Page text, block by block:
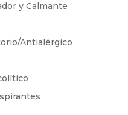
y Calmante
Antialérgico